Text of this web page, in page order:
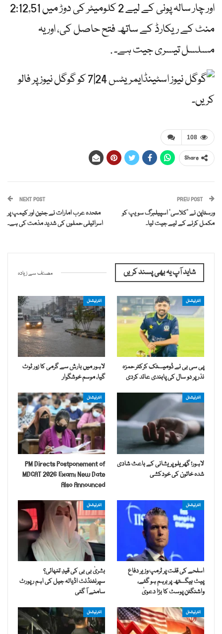
اور چار سالہ پونی کے لیے 2 کلومیٹر کی دوڑ میں 2:12,51
منٹ کے ریکارڈ کے ساتھ فتح حاصل کی، اور یہ
مسلسل تیسری جیت ہے۔ .
ایمریٹس 24|7 کو گوگل نیوز پر فالو
کریں۔
108
Share
PREV POST
ورسٹاپن نے ‘کلاسی’ اسپیلبرگ سویپ کو
مکمل کرنے کے لیے جیت لیا۔
NEXT POST
متحدہ عرب امارات نے جنین اور کیمپ پر
اسرائیلی حملوں کی شدید مذمت کی ہے۔
شاید آپ یہ بھی پسند کریں مصنف سے زیادہ
انٹرنیشنل
پی سی بی نے ڈومیسٹک کرکٹر حمزہ
نذر پر دو سال کی پابندی عائد کردی
انٹرنیشنل
لاہور میں بارش سے گرمی کا زور ٹوٹ
گیا، موسم خوشگوار
انٹرنیشنل
لاہور؛ گھریلو پریشانی کے باعث شادی
شدہ خاتون کی خودکشی
انٹرنیشنل
PM Directs Postponement of
MDCAT 2026 Exam; New Date
Also Announced
انٹرنیشنل
اسلحے کی قلت پر ٹرمپ وزیر دفاع
پیٹ ہیگستھ پر برہم ہو گئے،
واشنگٹن پوسٹ کا بڑا دعویٰ
انٹرنیشنل
بشریٰ بی بی کی قیدِ تنہائی؟
سپرنٹنڈنٹ اڈیالہ جیل کی اہم رپورٹ
سامنے آ گئی
انٹرنیشنل انٹرنیشنل